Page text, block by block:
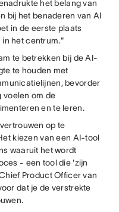
het belang van
bij het benaderen van AI
in de eerste plaats
het centrum."
te betrekken bij de AI-
te houden met
bevorder
voelen om de
en te leren.
op te
kiezen van een AI-tool
waaruit het wordt
- een tool die 'zijn
Product Officer van
dat je de verstrekte